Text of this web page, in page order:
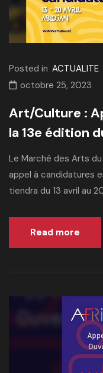
Posted in ACTUALITE
octobre 25, 2023
Art/Culture :
la 13e édition
Le Marché des Arts
appel à candidatures
tiendra du 13 avril au
Read more